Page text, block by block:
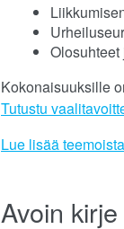
Kokonaisuuksille
Tutustu
Lue lisää
Avoin